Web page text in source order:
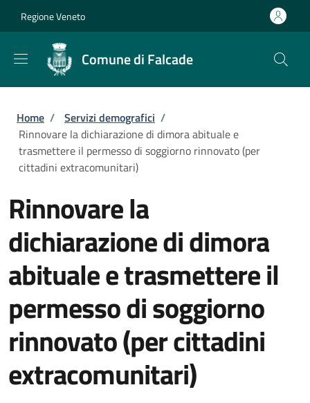
Regione Veneto
Comune di Falcade
Briciole di pane
Home / Servizi demografici /
Rinnovare la dichiarazione di dimora abituale e
trasmettere il permesso di soggiorno rinnovato (per
cittadini extracomunitari)
Rinnovare la
dichiarazione di dimora
abituale e trasmettere il
permesso di soggiorno
rinnovato (per cittadini
extracomunitari)